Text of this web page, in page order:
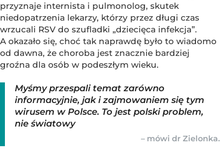
przyznaje internista i pulmonolog, skutek
niedopatrzenia lekarzy, którzy przez długi czas
wrzucali RSV do szufladki „dziecięca infekcja”.
A okazało się, choć tak naprawdę było to wiadomo
od dawna, że choroba jest znacznie bardziej
groźna dla osób w podeszłym wieku.
Myśmy przespali temat zarówno
informacyjnie, jak i zajmowaniem się tym
wirusem w Polsce. To jest polski problem,
nie światowy
– mówi dr Zielonka.